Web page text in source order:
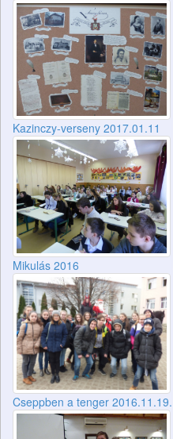
Kazinczy-verseny 2017.01.11
Mikulás 2016
Cseppben a tenger 2016.11.19.